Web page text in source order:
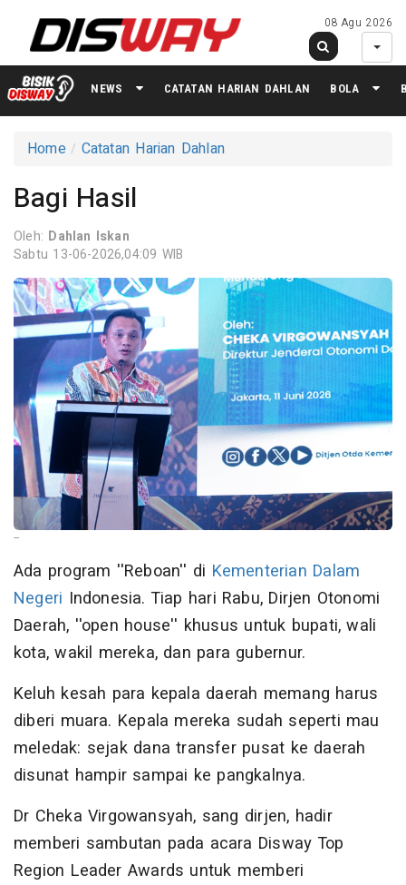
08 Agu 2026
NEWS CATATAN HARIAN DAHLAN BOLA
Home Catatan Harian Dahlan
Bagi Hasil
Oleh: Dahlan Iskan
Sabtu 13-06-2026,04:09 WIB
--
Ada program ''Reboan'' di Kementerian Dalam
Negeri Indonesia. Tiap hari Rabu, Dirjen Otonomi
Daerah, ''open house'' khusus untuk bupati, wali
kota, wakil mereka, dan para gubernur.
Keluh kesah para kepala daerah memang harus
diberi muara. Kepala mereka sudah seperti mau
meledak: sejak dana transfer pusat ke daerah
disunat hampir sampai ke pangkalnya.
Dr Cheka Virgowansyah, sang dirjen, hadir
memberi sambutan pada acara Disway Top
Region Leader Awards untuk memberi